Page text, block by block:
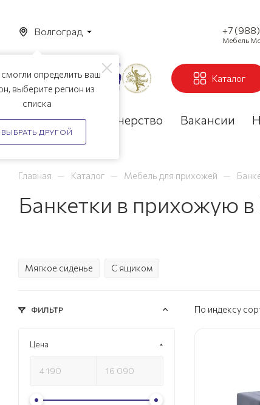
Волгоград
определить ваш
выберите регион из
списка
ВЫБРАТЬ ДРУГОЙ
+7
Мебель
Каталог
Акции Партнерство Вакансии
Главная — Каталог — Мебель для прихожей —
Банкетки в прихожую
Мягкое сиденье С ящиком
По индексу
ФИЛЬТР
Цена